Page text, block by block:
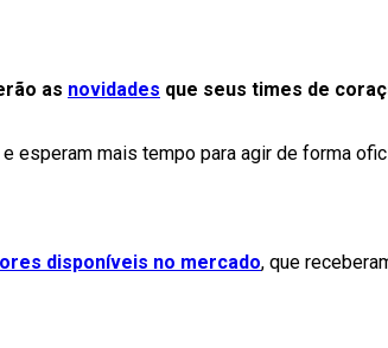
as novidades que seus times de
esperam mais tempo para agir de forma
disponíveis no mercado, que